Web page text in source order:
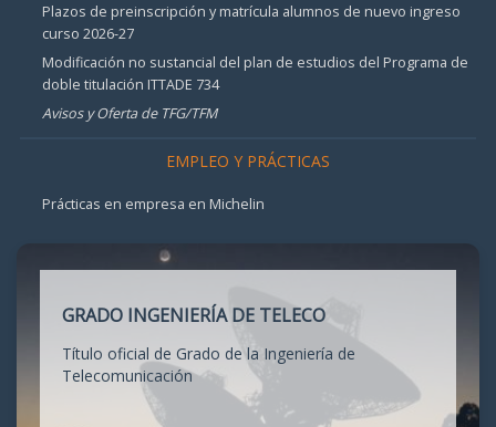
Plazos de preinscripción y matrícula alumnos de nuevo ingreso
curso 2026-27
Modificación no sustancial del plan de estudios del Programa de
doble titulación ITTADE 734
Avisos y Oferta de TFG/TFM
EMPLEO Y PRÁCTICAS
Prácticas en empresa en Michelin
GRADO INGENIERÍA DE TELECO
Título oficial de Grado de la Ingeniería de
Telecomunicación